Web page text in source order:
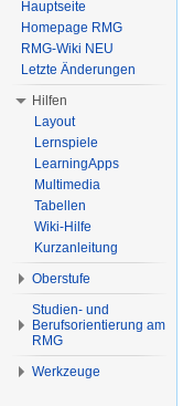
Hauptseite
Homepage RMG
RMG-Wiki NEU
Letzte Änderungen
Hilfen
Layout
Lernspiele
LearningApps
Multimedia
Tabellen
Wiki-Hilfe
Kurzanleitung
Oberstufe
Studien- und
Berufsorientierung am
RMG
Werkzeuge